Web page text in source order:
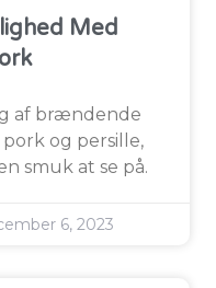
Med
af brændende
og persille,
smuk at se på.
6, 2023